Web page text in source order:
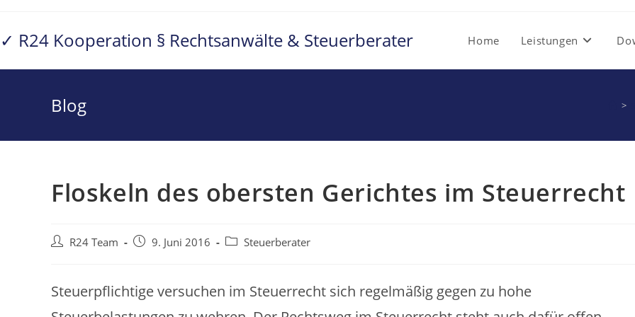
springen
✓ R24 Kooperation § Rechtsanwälte & Steuerberater Home Leistungen
Blog >
Floskeln des obersten Gerichtes im Steuerrecht
Beitrags-
R24 Team
Beitrag9. Juni 2016
Beitrags-
Steuerberater
Steuerpflichtige versuchen im Steuerrecht sich regelmäßig gegen zu hohe